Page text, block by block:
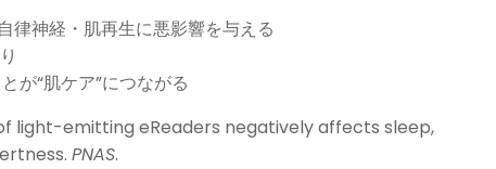
律神経・肌再生に悪影響を与える
が“肌ケア”につながる
light-emitting eReaders negatively affects sleep,
PNAS.